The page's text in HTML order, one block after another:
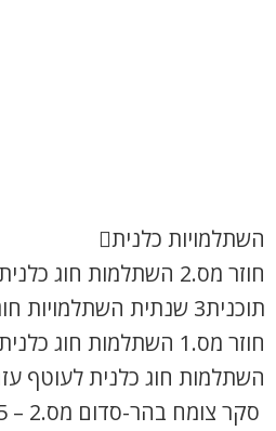
השתלמויות כלנית
חוזר מס.2 השתלמות חוג כלנית לפרוזדור ירושלים , 8.4.2025
תוכנית3 שנתית השתלמויות חוג כלנית 2024-25, תשפ"ה
חוזר מס.1 השתלמות חוג כלנית לגליל-העליון, 3.4.2025
השתלמות חוג כלנית לעוטף עזה,
סקר צומח בהר-סדום מס.2 – 28.1.25